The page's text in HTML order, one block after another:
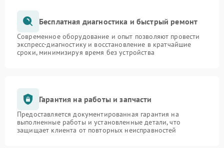
Бесплатная диагностика и быстрый ремонт
Современное оборудование и опыт позволяют провести
экспресс-диагностику и восстановление в кратчайшие
сроки, минимизируя время без устройства
Гарантия на работы и запчасти
Предоставляется документированная гарантия на
выполненные работы и установленные детали, что
защищает клиента от повторных неисправностей